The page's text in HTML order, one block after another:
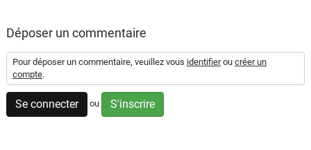
Déposer un commentaire
Pour déposer un commentaire, veuillez vous identifierou créer un
compte.
Se connecter ou S'inscrire